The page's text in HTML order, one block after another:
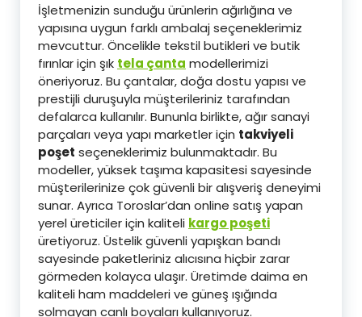
İşletmenizin sunduğu ürünlerin ağırlığına ve
yapısına uygun farklı ambalaj seçeneklerimiz
mevcuttur. Öncelikle tekstil butikleri ve butik
fırınlar için şık tela çanta modellerimizi
öneriyoruz. Bu çantalar, doğa dostu yapısı ve
prestijli duruşuyla müşterileriniz tarafından
defalarca kullanılır. Bununla birlikte, ağır sanayi
parçaları veya yapı marketler için takviyeli
poşet seçeneklerimiz bulunmaktadır. Bu
modeller, yüksek taşıma kapasitesi sayesinde
müşterilerinize çok güvenli bir alışveriş deneyimi
sunar. Ayrıca Toroslar’dan online satış yapan
yerel üreticiler için kaliteli kargo poşeti
üretiyoruz. Üstelik güvenli yapışkan bandı
sayesinde paketleriniz alıcısına hiçbir zarar
görmeden kolayca ulaşır. Üretimde daima en
kaliteli ham maddeleri ve güneş ışığında
solmayan canlı boyaları kullanıyoruz.